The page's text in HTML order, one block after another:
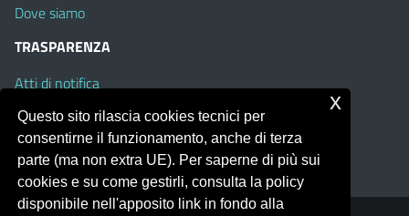
Dove siamo
TRASPARENZA
Atti di notifica
Albo on line
Amministrazione Trasparente
Obiettivi di Accessibilità
Questo sito rilascia cookies tecnici per
consentirne il funzionamento, anche di terza
parte (ma non extra UE). Per saperne di più sui
cookies e su come gestirli, consulta la policy
disponibile nell'apposito link in fondo alla
x